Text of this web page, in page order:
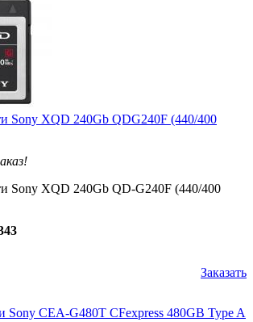
Sony XQD 240Gb QDG240F (440/400
Sony XQD 240Gb QD-G240F (440/400
Заказать
Sony CEA-G480T CFexpress 480GB Type A